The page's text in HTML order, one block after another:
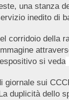
una stanza
inedito di
corridoio della
si veda
giornale sui
duplicità dello